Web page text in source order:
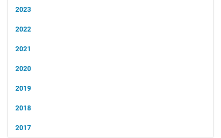
2023
2022
2021
2020
2019
2018
2017